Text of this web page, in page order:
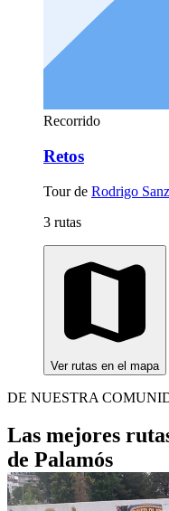
Recorrido
Retos
Tour de Rodrigo
3 rutas
Ver rutas en el mapa
DE NUESTRA
Las mejores
de Palamós